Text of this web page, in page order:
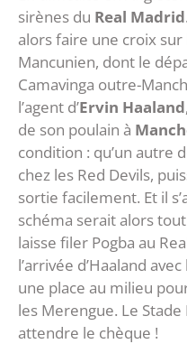
sirènes du Real Madrid
alors faire une croix
Mancunien, dont le
Camavinga outre-
l’agent d’Ervin Haaland
de son poulain à
condition : qu’un autre
chez les Red Devils,
sortie facilement. Et il
schéma serait alors
laisse filer Pogba au
l’arrivée d’Haaland
une place au milieu
les Merengue. Le Stade
attendre le chèque !